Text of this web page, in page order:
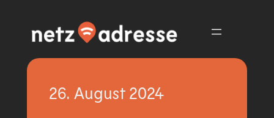
springen
26. August 2024